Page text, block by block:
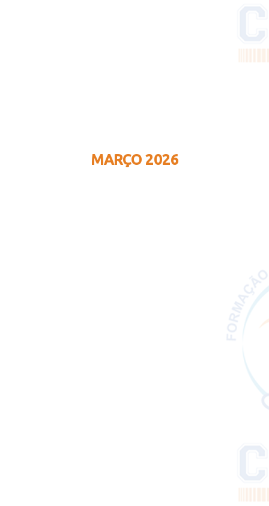
MARÇO 2026